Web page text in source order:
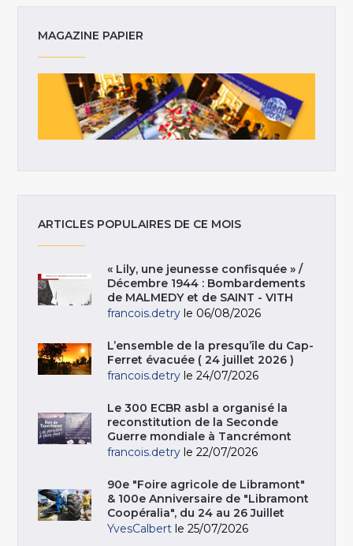
MAGAZINE PAPIER
ARTICLES POPULAIRES DE CE MOIS
« Lily, une jeunesse confisquée » /
Décembre 1944 : Bombardements
de MALMEDY et de SAINT - VITH
francois.detry le 06/08/2026
L’ensemble de la presqu’île du Cap-
Ferret évacuée ( 24 juillet 2026 )
francois.detry le 24/07/2026
Le 300 ECBR asbl a organisé la
reconstitution de la Seconde
Guerre mondiale à Tancrémont
francois.detry le 22/07/2026
90e "Foire agricole de Libramont"
& 100e Anniversaire de "Libramont
Coopéralia", du 24 au 26 Juillet
YvesCalbert le 25/07/2026